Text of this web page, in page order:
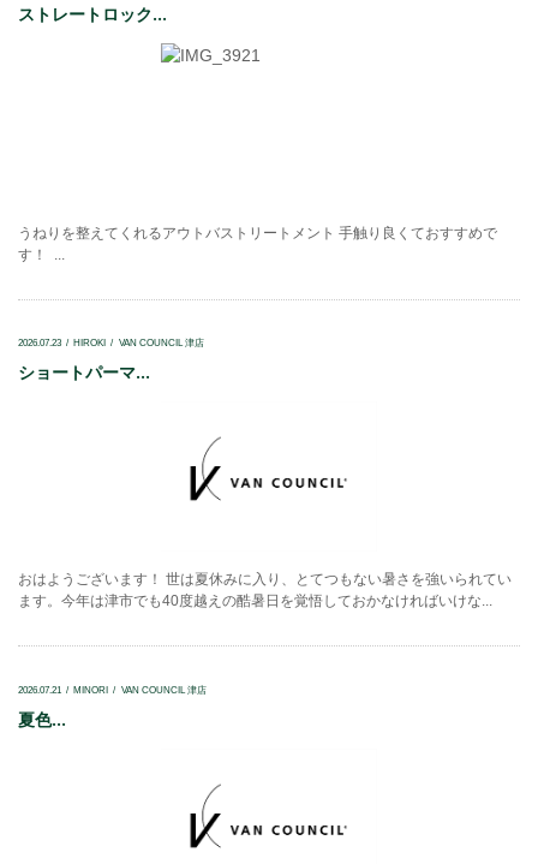
ストレートロック...
うねりを整えてくれるアウトバストリートメント 手触り良くておすすめで
す！ ...
2026.07.23 HIROKI VAN COUNCIL 津店
ショートパーマ...
おはようございます！ 世は夏休みに入り、とてつもない暑さを強いられてい
ます。今年は津市でも40度越えの酷暑日を覚悟しておかなければいけな...
2026.07.21 MINORI VAN COUNCIL 津店
夏色...